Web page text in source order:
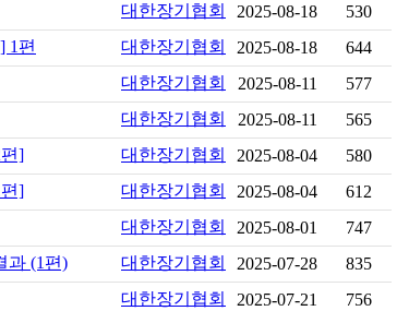
대한장기협회 2025-08-18
530
1편 대한장기협회 2025-08-18
644
대한장기협회 2025-08-11
577
대한장기협회 2025-08-11
565
] 대한장기협회 2025-08-04
580
] 대한장기협회 2025-08-04
612
대한장기협회 2025-08-01
747
과 (1편) 대한장기협회 2025-07-28
835
대한장기협회 2025-07-21 756